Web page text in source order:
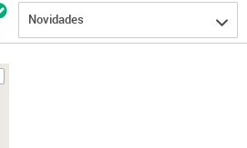
Novidades